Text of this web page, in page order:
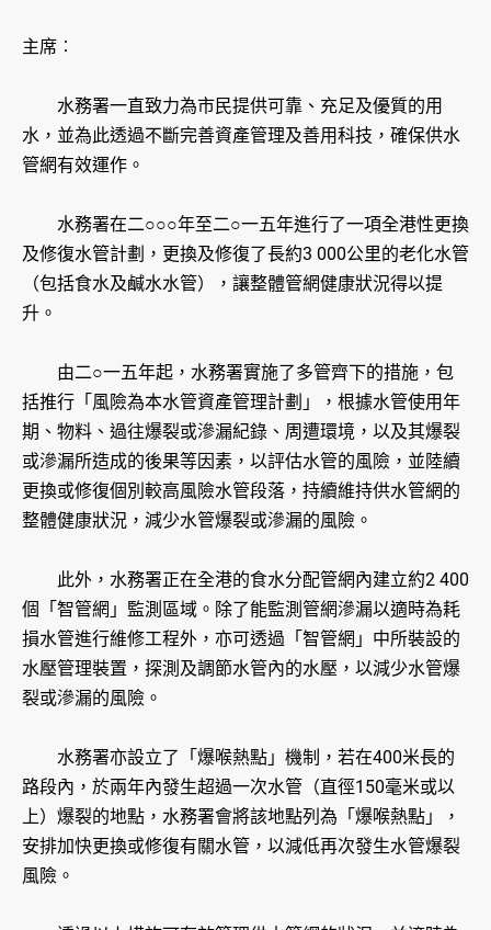
主席︰
水務署一直致力為市民提供可靠、充足及優質的用
水，並為此透過不斷完善資產管理及善用科技，確保供水
管網有效運作。
水務署在二○○○年至二○一五年進行了一項全港性更換
及修復水管計劃，更換及修復了長約3 000公里的老化水管
（包括食水及鹹水水管），讓整體管網健康狀況得以提
升。
由二○一五年起，水務署實施了多管齊下的措施，包
括推行「風險為本水管資產管理計劃」，根據水管使用年
期、物料、過往爆裂或滲漏紀錄、周遭環境，以及其爆裂
或滲漏所造成的後果等因素，以評估水管的風險，並陸續
更換或修復個別較高風險水管段落，持續維持供水管網的
整體健康狀況，減少水管爆裂或滲漏的風險。
此外，水務署正在全港的食水分配管網內建立約2 400
個「智管網」監測區域。除了能監測管網滲漏以適時為耗
損水管進行維修工程外，亦可透過「智管網」中所裝設的
水壓管理裝置，探測及調節水管內的水壓，以減少水管爆
裂或滲漏的風險。
水務署亦設立了「爆喉熱點」機制，若在400米長的
路段內，於兩年內發生超過一次水管（直徑150毫米或以
上）爆裂的地點，水務署會將該地點列為「爆喉熱點」，
安排加快更換或修復有關水管，以減低再次發生水管爆裂
風險。